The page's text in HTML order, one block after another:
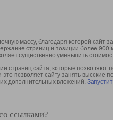
массу, благодаря которой
страниц и позиции более
существенно уменьшить
сайта, которые позволяют
позволяет сайту занять
дополнительных вложений.
ссылками?